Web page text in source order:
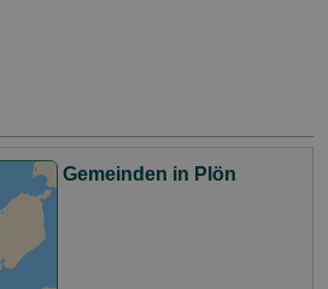
Gemeinden in Plön